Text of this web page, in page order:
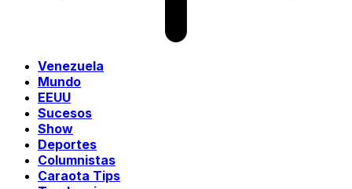
Venezuela
Mundo
EEUU
Sucesos
Show
Deportes
Columnistas
Caraota Tips